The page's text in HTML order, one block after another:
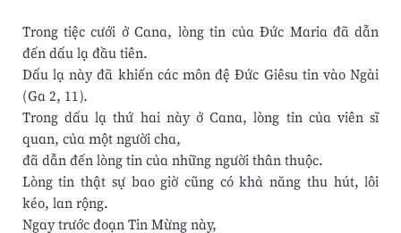
Trong tiệc cưới ở Cana, lòng tin của Đức Maria đã dẫn
đến dấu lạ đầu tiên.
Dấu lạ này đã khiến các môn đệ Đức Giêsu tin vào Ngài
(Ga 2, 11).
Trong dấu lạ thứ hai này ở Cana, lòng tin của viên sĩ
quan, của một người cha,
đã dẫn đến lòng tin của những người thân thuộc.
Lòng tin thật sự bao giờ cũng có khả năng thu hút, lôi
kéo, lan rộng.
Ngay trước đoạn Tin Mừng này,